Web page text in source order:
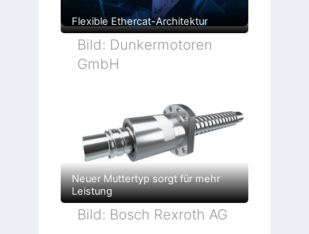
Flexible Ethercat-Architektur
Bild: Dunkermotoren
GmbH
Neuer Muttertyp sorgt für mehr
Leistung
Bild: Bosch Rexroth AG